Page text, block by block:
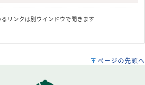
リンクは別ウインドウで開きます
ページの先頭へ